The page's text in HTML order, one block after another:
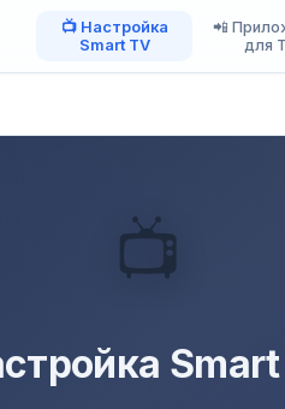
📺 Настройка
Smart TV
📲
для
📺